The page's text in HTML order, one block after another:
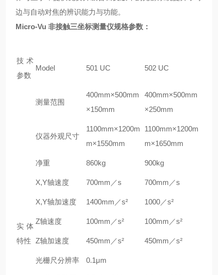
边与自动对焦的辨识能力与功能。
Micro-Vu 非接触三坐标测量仪规格参数：
技术
参数
Model 501 UC 502 UC
实体
特性
测量范围
400mm×500mm
×150mm
400mm×500mm
×250mm
仪器外观尺寸
1100mm×1200m
m×1550mm
1100mm×1200m
m×1650mm
净重 860kg 900kg
X,Y轴速度 700mm ／s 700mm ／s
X,Y轴加速度 1400mm ／s² 1000／s²
Z轴速度 100mm ／s² 100mm ／s²
Z轴加速度 450mm ／s² 450mm ／s²
光栅尺分辨率 0.1μm